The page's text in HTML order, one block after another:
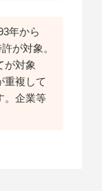
年から
が対象。
が対象
重複して
。企業等